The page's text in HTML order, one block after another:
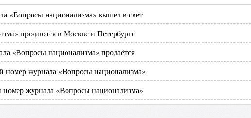
«Вопросы национализма» вышел в свет
продаются в Москве и Петербурге
«Вопросы национализма» продаётся
номер журнала «Вопросы национализма»
журнала «Вопросы национализма»